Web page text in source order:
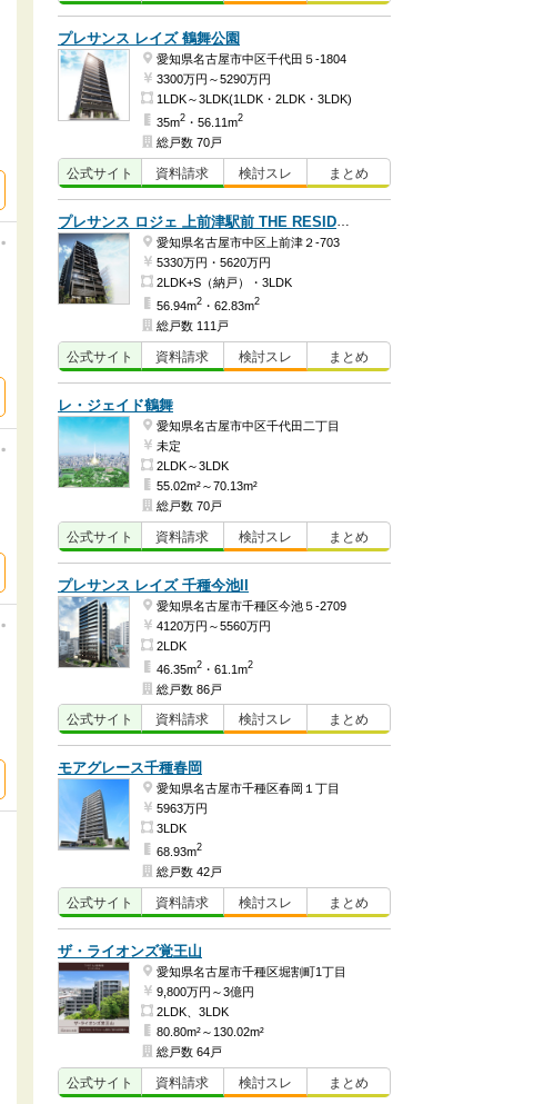
プレサンス レイズ 鶴舞公園
愛知県名古屋市中区千代田５-1804
3300万円～5290万円
1LDK～3LDK(1LDK・2LDK・3LDK)
35m2 ・56.11m2
総戸数 70戸
公式サイト 資料請求 検討スレ まとめ
プレサンス ロジェ 上前津駅前 THE RESIDENCE
愛知県名古屋市中区上前津２-703
5330万円・5620万円
2LDK+S（納戸）・3LDK
56.94m2 ・62.83m2
総戸数 111戸
公式サイト 資料請求 検討スレ まとめ
レ・ジェイド鶴舞
愛知県名古屋市中区千代田二丁目
未定
2LDK～3LDK
55.02m²～70.13m²
総戸数 70戸
公式サイト 資料請求 検討スレ まとめ
プレサンス レイズ 千種今池II
愛知県名古屋市千種区今池５-2709
4120万円～5560万円
2LDK
46.35m2 ・61.1m2
総戸数 86戸
公式サイト 資料請求 検討スレ まとめ
モアグレース千種春岡
愛知県名古屋市千種区春岡１丁目
5963万円
3LDK
68.93m2
総戸数 42戸
公式サイト 資料請求 検討スレ まとめ
ザ・ライオンズ覚王山
愛知県名古屋市千種区堀割町1丁目
9,800万円～3億円
2LDK、3LDK
80.80m²～130.02m²
総戸数 64戸
公式サイト 資料請求 検討スレ まとめ